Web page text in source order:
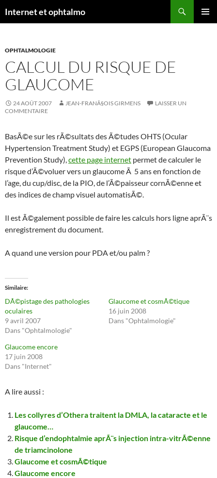
auInternet et ophtalmo
OPHTALMOLOGIE
CALCUL DU RISQUE DE
GLAUCOME
24 AOÛT 2007 JEAN-FRANÃ§OIS GIRMENS
LAISSER UN
COMMENTAIRE
BasÃ©e sur les rÃ©sultats des Ã©tudes OHTS (Ocular
Hypertension Treatment Study) et EGPS (European Glaucoma
Prevention Study),cette page internet permet de calculer le
risque d’Ã©voluer vers un glaucome Ã 5 ans en fonction de
l’age, du cup/disc, de la PIO, de l’Ã©paisseur cornÃ©enne et
des indices de champ visuel automatisÃ©.
Il est Ã©galement possible de faire les calculs hors ligne aprÃ¨s
enregistrement du document.
A quand une version pour PDA et/ou palm ?
Similaire
DÃ©pistage des pathologies
oculaires
9 avril 2007
Dans "Ophtalmologie"
Glaucome et cosmÃ©tique
16 juin 2008
Dans "Ophtalmologie"
Glaucome encore
17 juin 2008
Dans "Internet"
A lire aussi :
Les collyres d’Othera traitent la DMLA, la cataracte et le
glaucome…
Risque d’endophtalmie aprÃ¨s injection intra-vitrÃ©enne
de triamcinolone
Glaucome et cosmÃ©tique
Glaucome encore